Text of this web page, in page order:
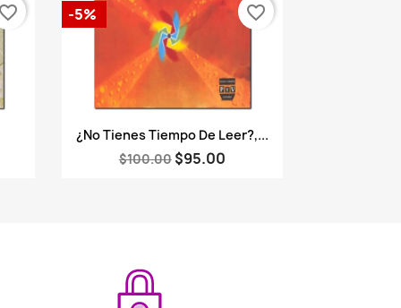
favorite_border
Vista rápida
¿No Tienes Tiempo De Leer?,...
$100.00 $95.00
-5% favorite_border